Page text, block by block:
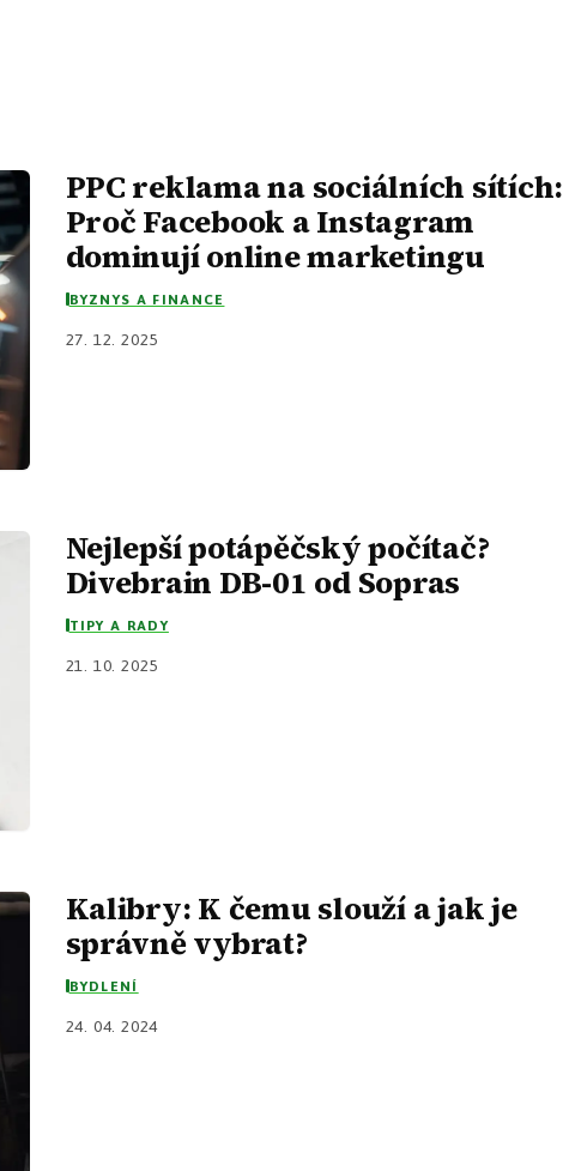
PPC reklama na sociálních sítích:
Proč Facebook a Instagram
dominují online marketingu
BYZNYS A FINANCE
27. 12. 2025
Nejlepší potápěčský počítač?
Divebrain DB-01 od Sopras
TIPY A RADY
21. 10. 2025
Kalibry: K čemu slouží a jak je
správně vybrat?
BYDLENÍ
24. 04. 2024